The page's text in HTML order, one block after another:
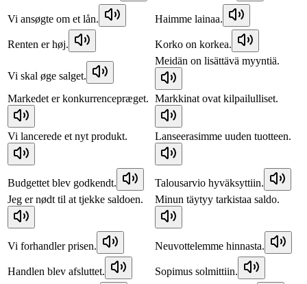
Vi ansøgte om et lån. Haimme lainaa.
Renten er høj. Korko on korkea.
Vi skal øge salget.
Meidän on lisättävä myyntiä.
Markedet er konkurrencepræget. Markkinat ovat kilpailulliset.
Vi lancerede et nyt produkt. Lanseerasimme uuden tuotteen.
Budgettet blev godkendt.
Talousarvio hyväksyttiin.
Jeg er nødt til at tjekke saldoen.
Minun täytyy tarkistaa saldo.
Vi forhandler prisen. Neuvottelemme hinnasta.
Handlen blev afsluttet. Sopimus solmittiin.